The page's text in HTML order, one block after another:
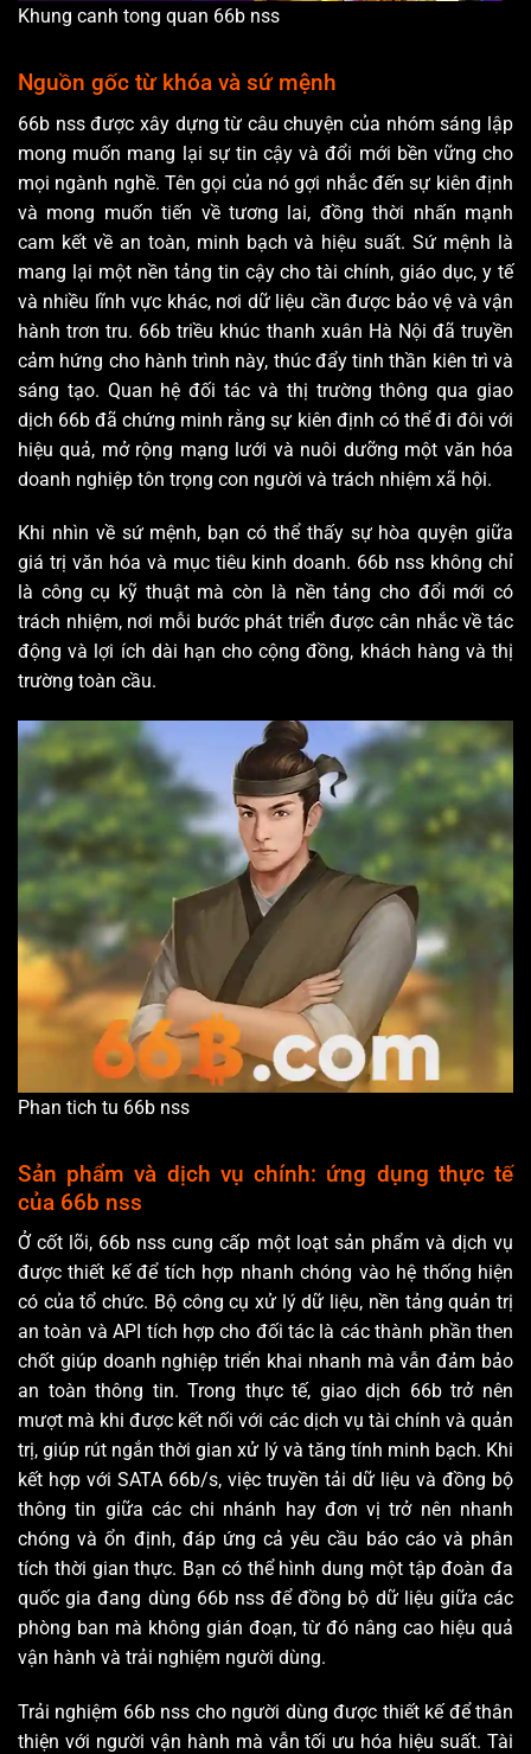
Khung canh tong quan 66b nss
Nguồn gốc từ khóa và sứ mệnh
66b nss được xây dựng từ câu chuyện của nhóm sáng lập
mong muốn mang lại sự tin cậy và đổi mới bền vững cho
mọi ngành nghề. Tên gọi của nó gợi nhắc đến sự kiên định
và mong muốn tiến về tương lai, đồng thời nhấn mạnh
cam kết về an toàn, minh bạch và hiệu suất. Sứ mệnh là
mang lại một nền tảng tin cậy cho tài chính, giáo dục, y tế
và nhiều lĩnh vực khác, nơi dữ liệu cần được bảo vệ và vận
hành trơn tru. 66b triều khúc thanh xuân Hà Nội đã truyền
cảm hứng cho hành trình này, thúc đẩy tinh thần kiên trì và
sáng tạo. Quan hệ đối tác và thị trường thông qua giao
dịch 66b đã chứng minh rằng sự kiên định có thể đi đôi với
hiệu quả, mở rộng mạng lưới và nuôi dưỡng một văn hóa
doanh nghiệp tôn trọng con người và trách nhiệm xã hội.
Khi nhìn về sứ mệnh, bạn có thể thấy sự hòa quyện giữa
giá trị văn hóa và mục tiêu kinh doanh. 66b nss không chỉ
là công cụ kỹ thuật mà còn là nền tảng cho đổi mới có
trách nhiệm, nơi mỗi bước phát triển được cân nhắc về tác
động và lợi ích dài hạn cho cộng đồng, khách hàng và thị
trường toàn cầu.
Phan tich tu 66b nss
Sản phẩm và dịch vụ chính: ứng dụng thực tế
của 66b nss
Ở cốt lõi, 66b nss cung cấp một loạt sản phẩm và dịch vụ
được thiết kế để tích hợp nhanh chóng vào hệ thống hiện
có của tổ chức. Bộ công cụ xử lý dữ liệu, nền tảng quản trị
an toàn và API tích hợp cho đối tác là các thành phần then
chốt giúp doanh nghiệp triển khai nhanh mà vẫn đảm bảo
an toàn thông tin. Trong thực tế, giao dịch 66b trở nên
mượt mà khi được kết nối với các dịch vụ tài chính và quản
trị, giúp rút ngắn thời gian xử lý và tăng tính minh bạch. Khi
kết hợp với SATA 66b/s, việc truyền tải dữ liệu và đồng bộ
thông tin giữa các chi nhánh hay đơn vị trở nên nhanh
chóng và ổn định, đáp ứng cả yêu cầu báo cáo và phân
tích thời gian thực. Bạn có thể hình dung một tập đoàn đa
quốc gia đang dùng 66b nss để đồng bộ dữ liệu giữa các
phòng ban mà không gián đoạn, từ đó nâng cao hiệu quả
vận hành và trải nghiệm người dùng.
Trải nghiệm 66b nss cho người dùng được thiết kế để thân
thiện với người vận hành mà vẫn tối ưu hóa hiệu suất. Tài